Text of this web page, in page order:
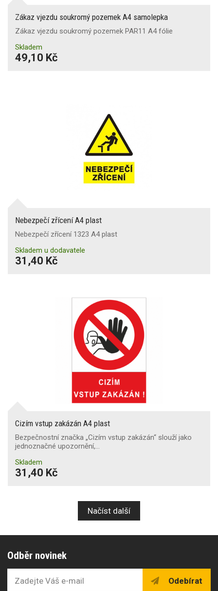
Zákaz vjezdu soukromý pozemek A4 samolepka
Zákaz vjezdu soukromý pozemek PAR11 A4 fólie
Skladem
49,10 Kč
Nebezpečí zřícení A4 plast
Nebezpečí zřícení 1323 A4 plast
Skladem u dodavatele
31,40 Kč
Cizím vstup zakázán A4 plast
Bezpečnostní značka „Cizím vstup zakázán“ slouží jako
jednoznačné upozornění,…
Skladem
31,40 Kč
Načíst další
Odběr novinek
Odebírat